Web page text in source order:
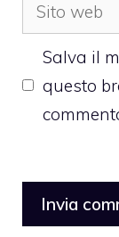
web
Salva il
questo